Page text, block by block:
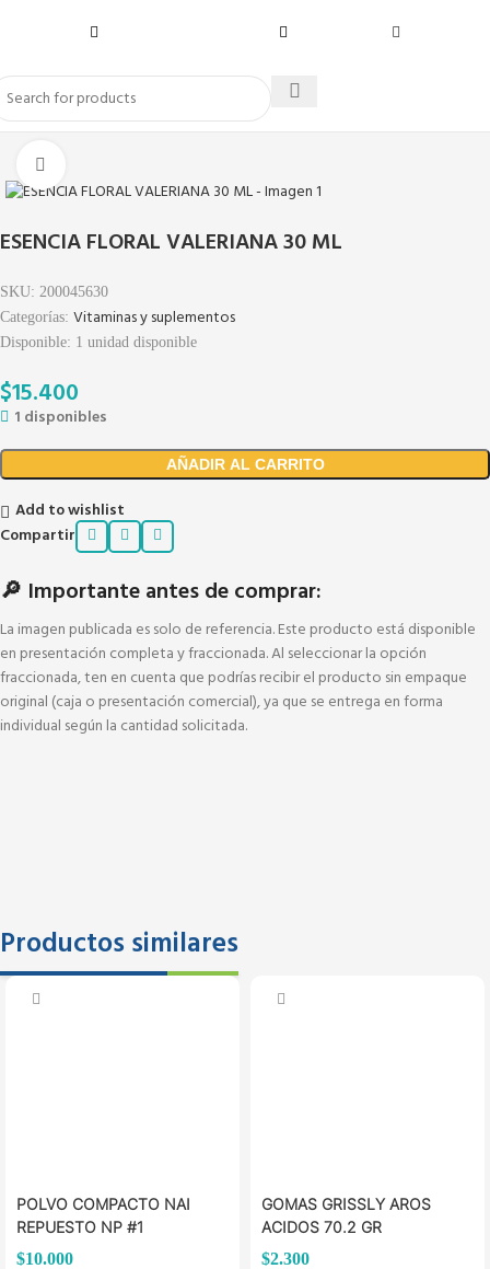
ESENCIA FLORAL VALERIANA 30 ML
SKU: 200045630
Categorías: Vitaminas y suplementos
Disponible: 1 unidad disponible
$15.400
1 disponibles
AÑADIR AL CARRITO
Add to wishlist
Compartir
🔎 Importante antes de comprar:
La imagen publicada es solo de referencia. Este producto está disponible
en presentación completa y fraccionada. Al seleccionar la opción
fraccionada, ten en cuenta que podrías recibir el producto sin empaque
original (caja o presentación comercial), ya que se entrega en forma
individual según la cantidad solicitada.
Productos similares
POLVO COMPACTO NAI
REPUESTO NP #1
$10.000
GOMAS GRISSLY AROS
ACIDOS 70.2 GR
$2.300